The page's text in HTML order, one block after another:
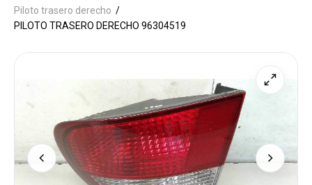
Piloto trasero derecho
PILOTO TRASERO DERECHO 96304519